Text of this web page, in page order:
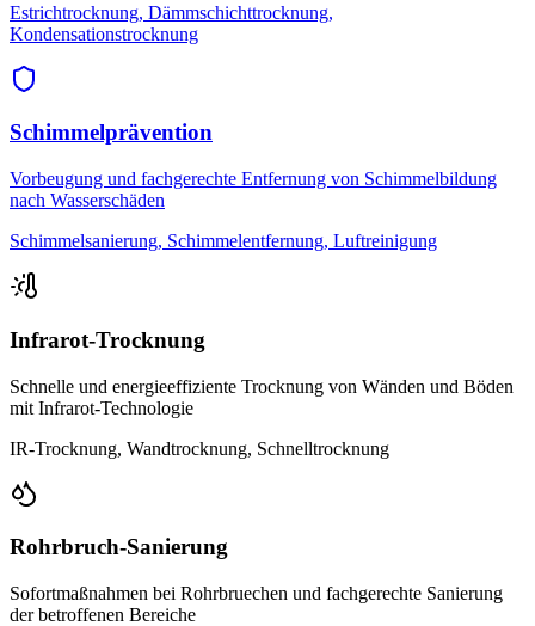
Estrichtrocknung, Dämmschichttrocknung,
Kondensationstrocknung
Schimmelprävention
Vorbeugung und fachgerechte Entfernung von Schimmelbildung
nach Wasserschäden
Schimmelsanierung, Schimmelentfernung, Luftreinigung
Infrarot-Trocknung
Schnelle und energieeffiziente Trocknung von Wänden und Böden
mit Infrarot-Technologie
IR-Trocknung, Wandtrocknung, Schnelltrocknung
Rohrbruch-Sanierung
Sofortmaßnahmen bei Rohrbruechen und fachgerechte Sanierung
der betroffenen Bereiche